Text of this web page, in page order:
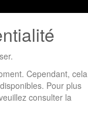
Cependant, cela
Pour plus
consulter la